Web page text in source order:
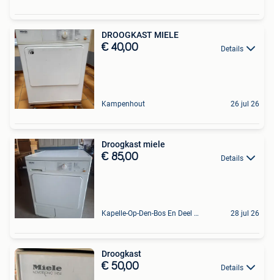
DROOGKAST MIELE
€ 40,00 Details
Kampenhout 26 jul 26
Droogkast miele
€ 85,00 Details
Kapelle-Op-Den-Bos En Deel Van Zemst 28 jul 26
Droogkast
€ 50,00 Details